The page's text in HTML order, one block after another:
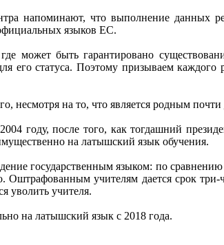
напоминают, что выполнение данных
языков ЕС.
может быть гарантировано
его статуса. Поэтому призываем
несмотря на то, что является родным
году, после того, как тогдашний
на латышский язык обучения.
государственным языком: по
учителям дается срок
уволить учителя.
на латышский язык с 2018 года.